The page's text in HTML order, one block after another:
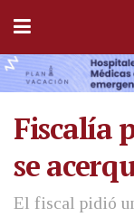
Fiscalía
se
El fiscal pidió